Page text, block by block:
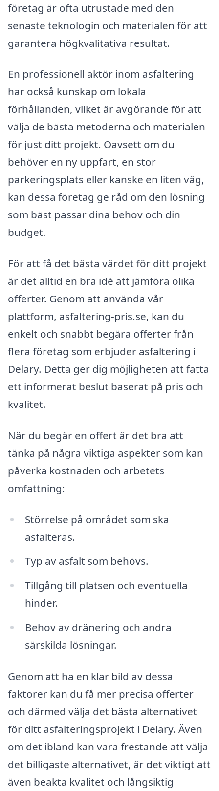
företag är ofta utrustade med den
senaste teknologin och materialen för att
garantera högkvalitativa resultat.
En professionell aktör inom asfaltering
har också kunskap om lokala
förhållanden, vilket är avgörande för att
välja de bästa metoderna och materialen
för just ditt projekt. Oavsett om du
behöver en ny uppfart, en stor
parkeringsplats eller kanske en liten väg,
kan dessa företag ge råd om den lösning
som bäst passar dina behov och din
budget.
För att få det bästa värdet för ditt projekt
är det alltid en bra idé att jämföra olika
offerter. Genom att använda vår
plattform, asfaltering-pris.se, kan du
enkelt och snabbt begära offerter från
flera företag som erbjuder asfaltering i
Delary. Detta ger dig möjligheten att fatta
ett informerat beslut baserat på pris och
kvalitet.
När du begär en offert är det bra att
tänka på några viktiga aspekter som kan
påverka kostnaden och arbetets
omfattning:
Störrelse på området som ska
asfalteras.
Typ av asfalt som behövs.
Tillgång till platsen och eventuella
hinder.
Behov av dränering och andra
särskilda lösningar.
Genom att ha en klar bild av dessa
faktorer kan du få mer precisa offerter
och därmed välja det bästa alternativet
för ditt asfalteringsprojekt i Delary. Även
om det ibland kan vara frestande att välja
det billigaste alternativet, är det viktigt att
även beakta kvalitet och långsiktig